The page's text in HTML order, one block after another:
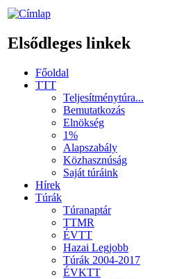
Elsődleges linkek
Főoldal
TTT
Teljesítménytúra...
Bemutatkozás
Elnökség
1%
Alapszabály
Közhasznúság
Saját túráink
Hírek
Túrák
Túranaptár
TTMR
ÉVTT
Hazai Legjobb
Túrák 2004-2017
ÉVKTT